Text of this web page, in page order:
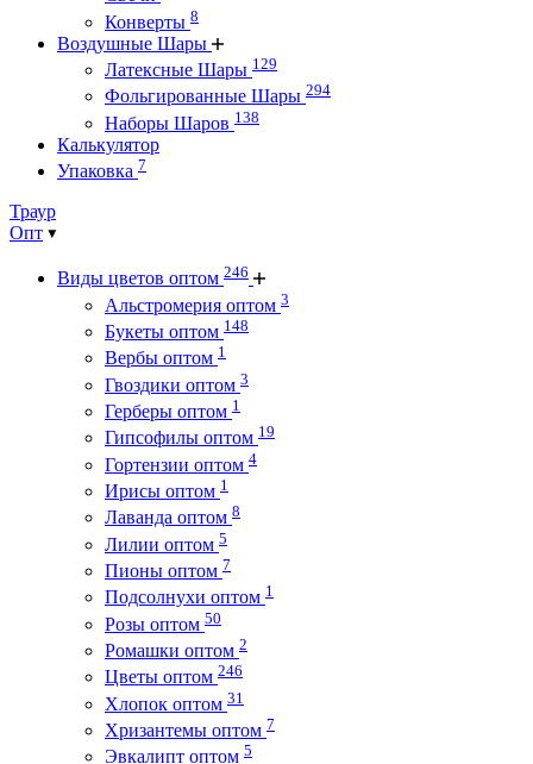
Конверты 8
Воздушные Шары
Латексные Шары 129
Фольгированные Шары 294
Наборы Шаров 138
Калькулятор
Упаковка 7
Траур
Опт
Виды цветов оптом 246
Альстромерия оптом 3
Букеты оптом 148
Вербы оптом 1
Гвоздики оптом 3
Герберы оптом 1
Гипсофилы оптом 19
Гортензии оптом 4
Ирисы оптом 1
Лаванда оптом 8
Лилии оптом 5
Пионы оптом 7
Подсолнухи оптом 1
Розы оптом 50
Ромашки оптом 2
Цветы оптом 246
Хлопок оптом 31
Хризантемы оптом 7
Эвкалипт оптом 5